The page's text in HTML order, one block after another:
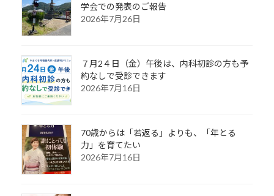
学会での発表のご報告
2026年7月26日
７月2４日（金）午後は、内科初診の方も予
約なしで受診できます
2026年7月16日
70歳からは「若返る」よりも、「年とる
力」を育てたい
2026年7月16日